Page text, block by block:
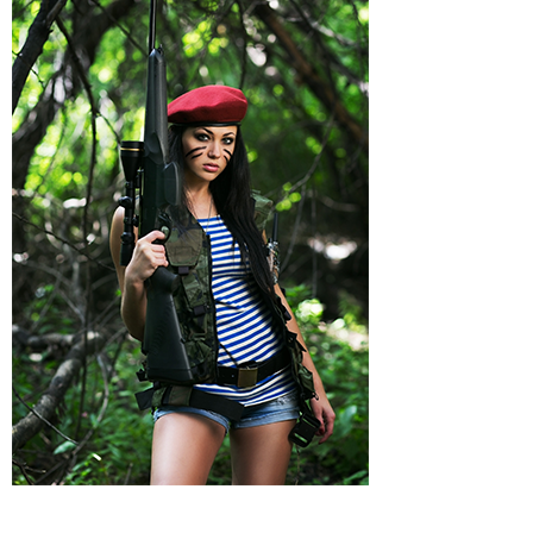
Regenkleding
Riemen
External parts
Riemen
Tactical Vesten
Schoenen
Sokken & Footwear
Schoenen & Tactical Boots
Shirts & truien
Jassen
Kinderen
Overhemden
Shirts / T-Shirts
Tassen
Truien & Longsleeves
Vesten & Hoodies
Sokken & Footwear
Tactical Vesten